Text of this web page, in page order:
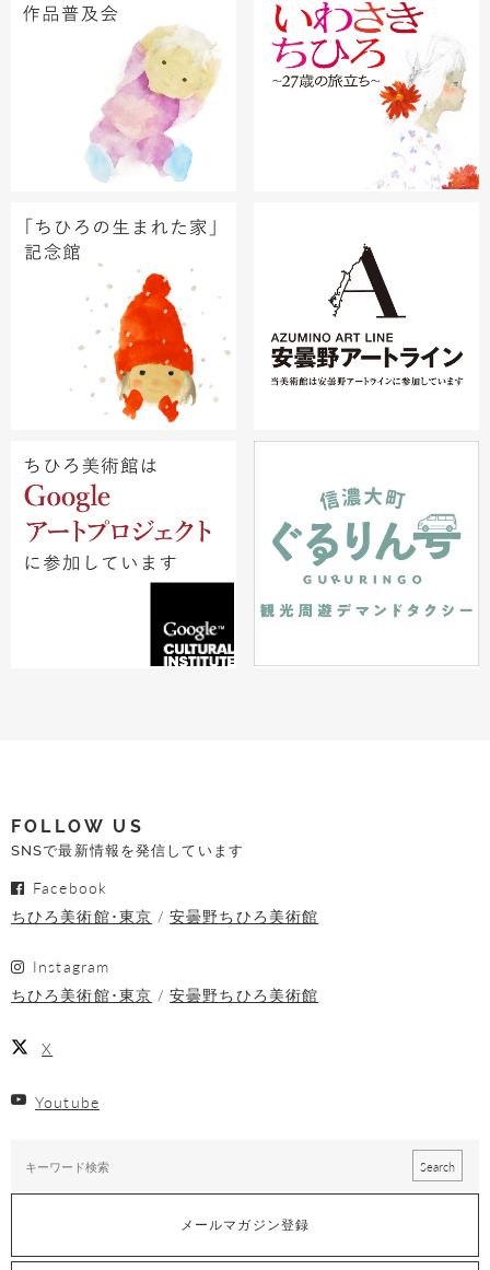
FOLLOW US
SNSで最新情報を発信しています
Facebook
ちひろ美術館･東京
安曇野ちひろ美術館
Instagram
ちひろ美術館･東京
安曇野ちひろ美術館
X
Youtube
メールマガジン登録